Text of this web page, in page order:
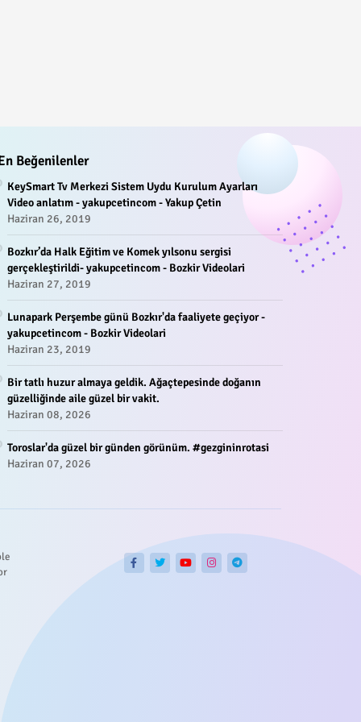
Beğenilenler
KeySmart Tv Merkezi Sistem Uydu Kurulum Ayarları
Video anlatım - yakupcetincom - Yakup Çetin
Haziran 26, 2019
Bozkır’da Halk Eğitim ve Komek yılsonu sergisi
gerçekleştirildi- yakupcetincom - Bozkir Videolari
Haziran 27, 2019
Lunapark Perşembe günü Bozkır'da faaliyete geçiyor -
yakupcetincom - Bozkir Videolari
Haziran 23, 2019
Bir tatlı huzur almaya geldik. Ağaçtepesinde doğanın
güzelliğinde aile güzel bir vakit.
Haziran 08, 2026
Toroslar'da güzel bir günden görünüm. #gezgininrotasi
Haziran 07, 2026